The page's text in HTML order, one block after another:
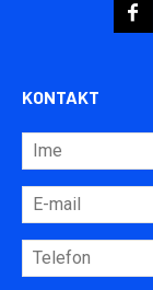
KONTAKT